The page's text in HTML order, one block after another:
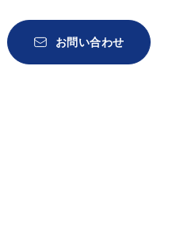
お問い合わせ